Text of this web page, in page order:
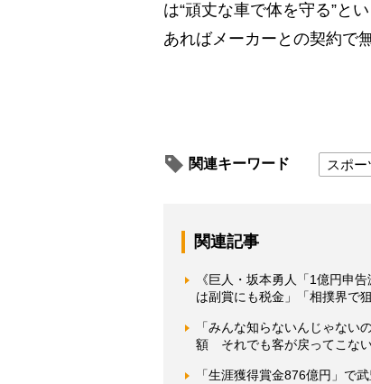
は“頑丈な車で体を守る”と
あればメーカーとの契約で
関連キーワード スポー
関連記事
《巨人・坂本勇人「1億円申
は副賞にも税金」「相撲界で
「みんな知らないんじゃな
額 それでも客が戻ってこな
「生涯獲得賞金876億円」で